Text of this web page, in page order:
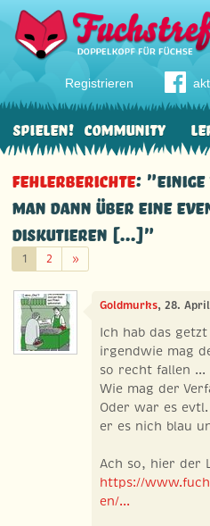
Registrieren
Community
Spielen!
Fehlerberichte: "Einige
man dann über eine
diskutieren [...]"
1 2 »Weiter
Goldmurks, 28.
Ich hab das
irgendwie mag
so recht fallen ...
Wie mag der
Oder war es
er es nich blau
Ach so, hier der
https://
en/...